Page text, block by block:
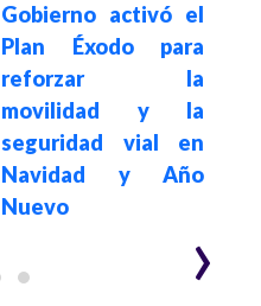
Gobierno activó el
Plan Éxodo para
reforzar la
movilidad y la
seguridad vial en
Navidad y Año
Nuevo
›